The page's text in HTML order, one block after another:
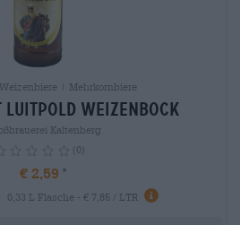
| Mehrkornbiere
Weizenbock
Kaltenberg
(0)
€ 2,59
0,33 L Flasche - € 7,85 / LTR info